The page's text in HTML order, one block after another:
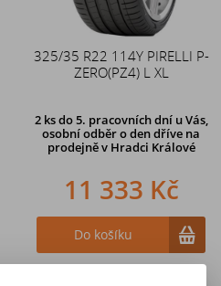
325/35 R22 114Y PIRELLI P-
ZERO(PZ4) L XL
2 ks do 5. pracovních dní u Vás,
osobní odběr o den dříve na
prodejněv Hradci Králové
11 333 Kč
Do košíku